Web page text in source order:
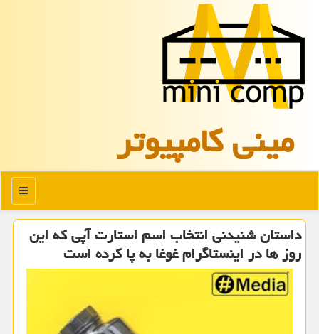
مینی كامپیوتر
منو
داستان شنیدنی انتخاب اسم استارت آپی كه این
روز ها در اینستاگرام غوغا به پا كرده است